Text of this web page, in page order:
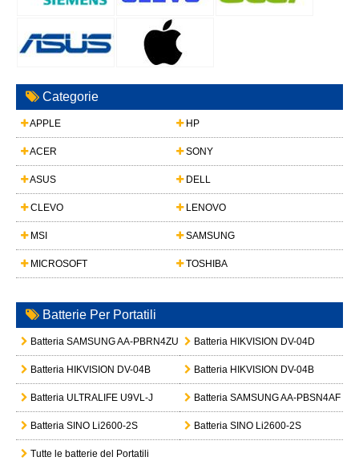
Categorie
APPLE HP
ACER SONY
ASUS DELL
CLEVO LENOVO
MSI SAMSUNG
MICROSOFT TOSHIBA
Batterie Per Portatili
Batteria SAMSUNG AA-PBRN4ZU Batteria HIKVISION DV-04D
Batteria HIKVISION DV-04B Batteria HIKVISION DV-04B
Batteria ULTRALIFE U9VL-J Batteria SAMSUNG AA-PBSN4AF
Batteria SINO Li2600-2S Batteria SINO Li2600-2S
Tutte le batterie del Portatili